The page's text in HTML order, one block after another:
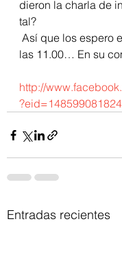
dieron la charla de
tal?
las 11.00… En su
http://
Entradas recientes